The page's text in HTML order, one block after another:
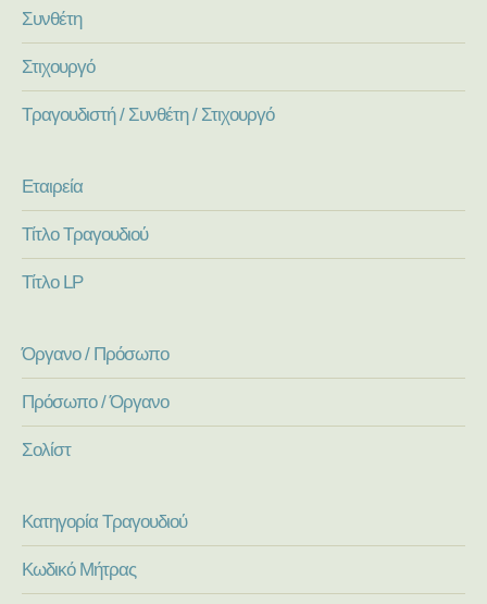
Συνθέτη
Στιχουργό
Τραγουδιστή / Συνθέτη / Στιχουργό
Εταιρεία
Τίτλο Τραγουδιού
Τίτλο LP
Όργανο / Πρόσωπο
Πρόσωπο / Όργανο
Σολίστ
Κατηγορία Τραγουδιού
Κωδικό Μήτρας